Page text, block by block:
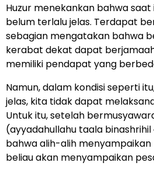
Huzur menekankan bahwa
belum terlalu jelas. Terdapat
sebagian mengatakan bahwa
kerabat dekat dapat
memiliki pendapat yang
Namun, dalam kondisi seperti
jelas, kita tidak dapat
Untuk itu, setelah
(ayyadahullahu taala
bahwa alih-alih
beliau akan menyampaikan